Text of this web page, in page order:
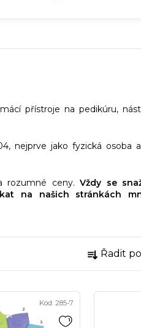
přístroje na pedikúru,
nejprve jako fyzická osoba
rozumné ceny. Vždy se
na našich stránkách
Ř
a
Řadit
Kód: 285-7